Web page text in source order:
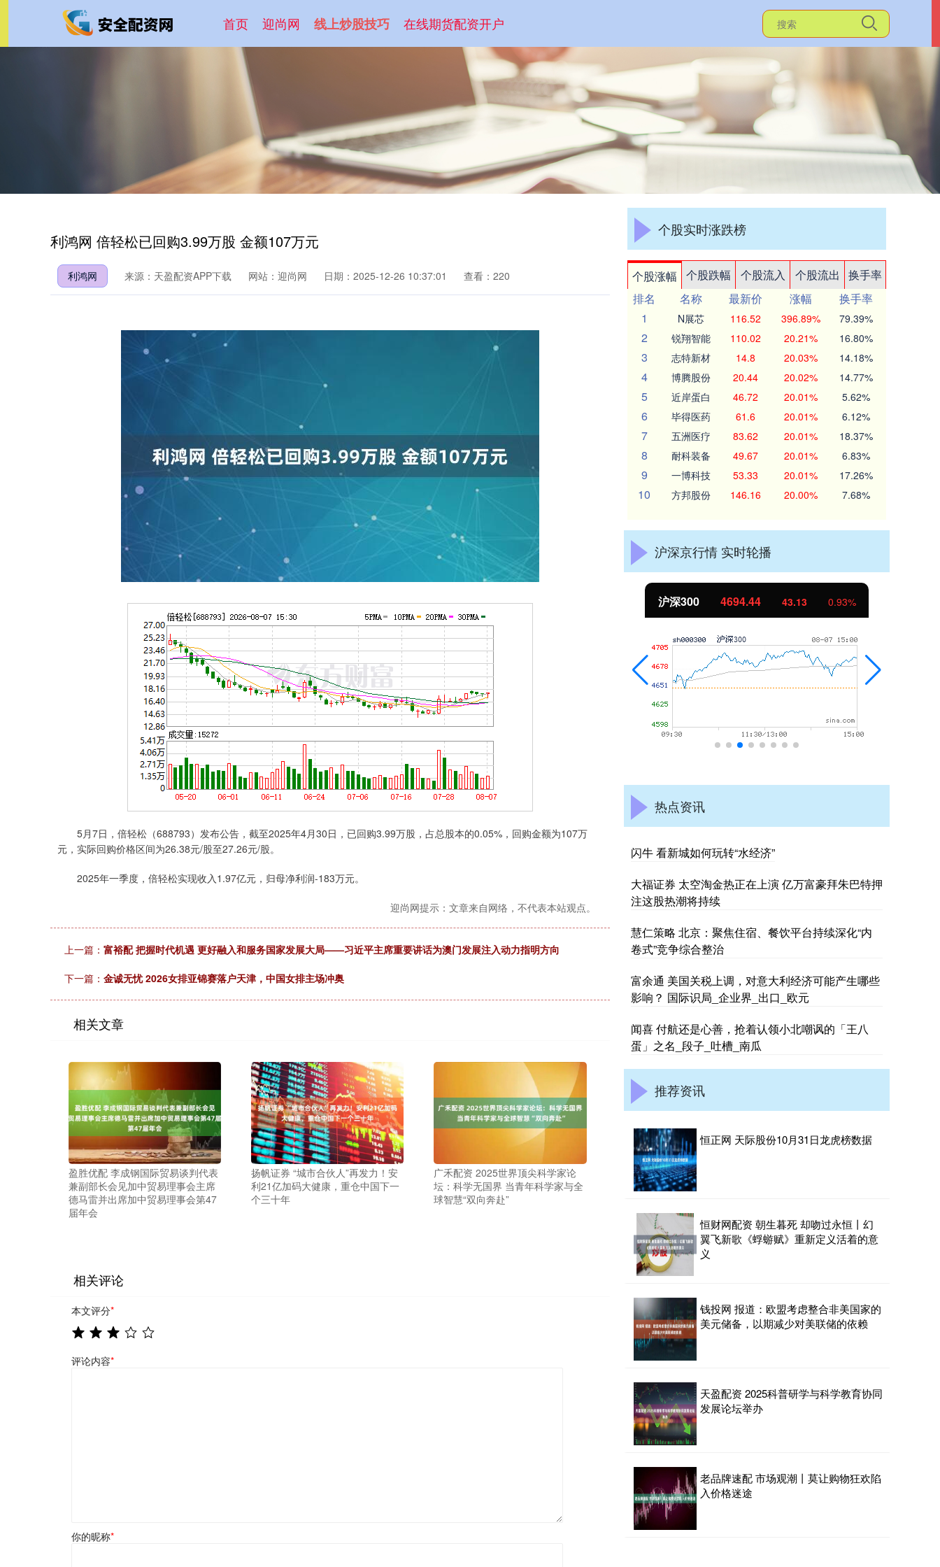
首页 迎尚网 线上炒股技巧 在线期货配资开户
利鸿网 倍轻松已回购3.99万股 金额107万元
利鸿网 来源：天盈配资APP下载 网站：迎尚网 日期：2025-12-26 10:37:01 查看：220
5月7日，倍轻松（688793）发布公告，截至2025年4月30日，已回购3.99万股，占总股本的0.05%，回购金额为107万
元，实际回购价格区间为26.38元/股至27.26元/股。
2025年一季度，倍轻松实现收入1.97亿元，归母净利润-183万元。
迎尚网提示：文章来自网络，不代表本站观点。
上一篇： 富裕配 把握时代机遇 更好融入和服务国家发展大局——习近平主席重要讲话为澳门发展注入动力指明方向
下一篇： 金诚无忧 2026女排亚锦赛落户天津，中国女排主场冲奥
相关文章
盈胜优配 李成钢国际贸易谈判代表
兼副部长会见加中贸易理事会主席
德马雷并出席加中贸易理事会第47
届年会
扬帆证券 “城市合伙人”再发力！安
利21亿加码大健康，重仓中国下一
个三十年
广禾配资 2025世界顶尖科学家论
坛：科学无国界 当青年科学家与全
球智慧“双向奔赴”
相关评论
本文评分*
评论内容*
你的昵称*
个股实时涨跌榜
个股涨幅 个股跌幅 个股流入 个股流出
换手率
排名
名称 最新价 涨幅
换手率
1
N展芯 116.52 396.89% 79.39%
2 锐翔智能 110.02 20.21% 16.80%
3 志特新材 14.8 20.03% 14.18%
4 博腾股份 20.44 20.02% 14.77%
5 近岸蛋白 46.72 20.01% 5.62%
6 毕得医药 61.6 20.01% 6.12%
7 五洲医疗 83.62 20.01% 18.37%
8 耐科装备 49.67 20.01% 6.83%
9 一博科技 53.33 20.01% 17.26%
10 方邦股份 146.16 20.00% 7.68%
沪深京行情 实时轮播
深证成指 14311.01 200.89 1.42% 沪深300 4694.44 43.13 北证50 1134.24 11.37 1.01%
热点资讯
闪牛 看新城如何玩转“水经济”
大福证券 太空淘金热正在上演 亿万富豪拜朱巴特押
注这股热潮将持续
慧仁策略 北京：聚焦住宿、餐饮平台持续深化“内
卷式”竞争综合整治
富余通 美国关税上调，对意大利经济可能产生哪些
影响？ 国际识局_企业界_出口_欧元
闻喜 付航还是心善，抢着认领小北嘲讽的「王八
蛋」之名_段子_吐槽_南瓜
推荐资讯
恒正网 天际股份10月31日龙虎榜数据
恒财网配资 朝生暮死 却吻过永恒丨幻
翼飞新歌《蜉蝣赋》重新定义活着的意
义
钱投网 报道：欧盟考虑整合非美国家的
美元储备，以期减少对美联储的依赖
天盈配资 2025科普研学与科学教育协同
发展论坛举办
老品牌速配 市场观潮丨莫让购物狂欢陷
入价格迷途